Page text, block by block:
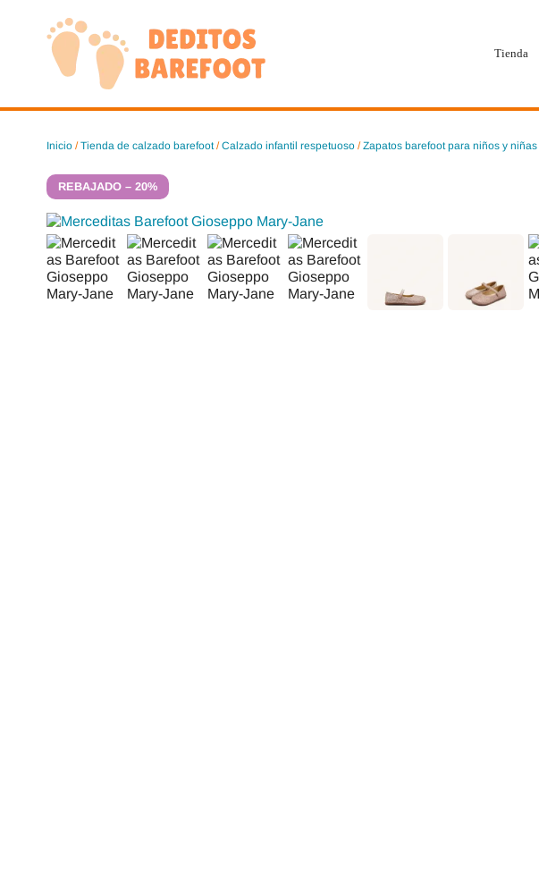
contenido
Tienda
Ballop
Coimbra
Inicio /Tienda de calzado barefoot/Calzado infantil respetuoso /Zapatos barefoot para niños y niñas
REBAJADO – 20%